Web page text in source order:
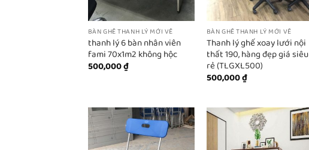
BÀN GHẾ THANH LÝ MỚI VỀ
thanh lý 6 bàn nhân viên
fami 70x1m2 không hộc
500,000₫
BÀN GHẾ THANH LÝ MỚI VỀ
Thanh lý ghế xoay lưới nội
thất 190, hàng đẹp giá siêu
rẻ (TLGXL500)
500,000₫